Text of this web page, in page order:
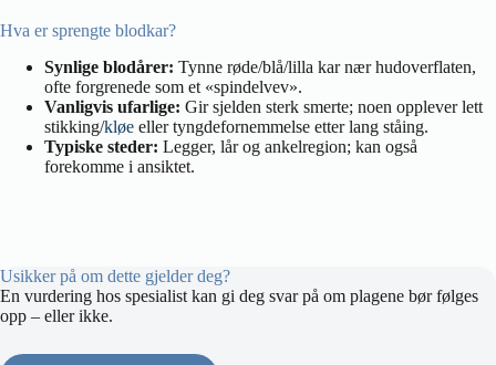
Hva er sprengte blodkar?
Synlige blodårer: Tynne røde/blå/lilla kar nær hudoverflaten,
ofte forgrenede som et «spindelvev».
Vanligvis ufarlige: Gir sjelden sterk smerte; noen opplever lett
stikking/kløe eller tyngdefornemmelse etter lang ståing.
Typiske steder: Legger, lår og ankelregion; kan også
forekomme i ansiktet.
Usikker på om dette gjelder deg?
En vurdering hos spesialist kan gi deg svar på om plagene bør følges
opp – eller ikke.